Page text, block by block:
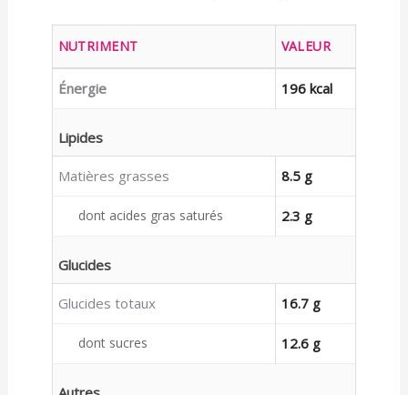
NUTRIMENT VALEUR
Énergie 196 kcal
Lipides
Matières grasses 8.5 g
dont acides gras saturés 2.3 g
Glucides
Glucides totaux 16.7 g
dont sucres 12.6 g